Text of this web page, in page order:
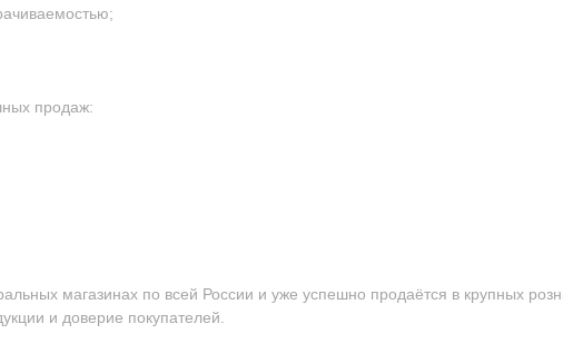
продаж:
магазинах по всей России и уже успешно продаётся в крупных
и доверие покупателей.